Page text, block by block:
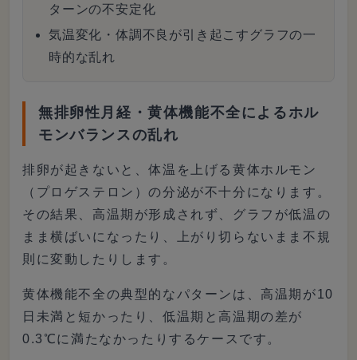
ターンの不安定化
気温変化・体調不良が引き起こすグラフの一
時的な乱れ
無排卵性月経・黄体機能不全によるホル
モンバランスの乱れ
排卵が起きないと、体温を上げる黄体ホルモン
（プロゲステロン）の分泌が不十分になります。
その結果、高温期が形成されず、グラフが低温の
まま横ばいになったり、上がり切らないまま不規
則に変動したりします。
黄体機能不全の典型的なパターンは、高温期が10
日未満と短かったり、低温期と高温期の差が
0.3℃に満たなかったりするケースです。